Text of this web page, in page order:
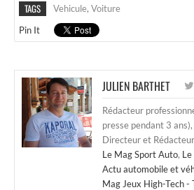
TAGS Vehicule, Voiture
Pin It
JULIEN BARTHET
Rédacteur
presse pendant 3
Directeur et
Le Mag Sport Auto,
Actu automobile et
Mag Jeux High-Tech -